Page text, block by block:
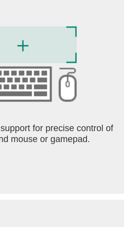
for precise control of
mouse or gamepad.